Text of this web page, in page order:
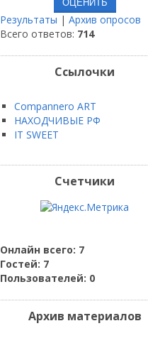
Результаты | Архив опросов
Всего ответов: 714
Ссылочки
Compannero ART
НАХОДЧИВЫЕ РФ
IT SWEET
Счетчики
Онлайн всего: 7
Гостей: 7
Пользователей: 0
Архив материалов